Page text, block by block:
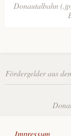
Donautalbahn
Navigation
Fördergelder aus
Impressum